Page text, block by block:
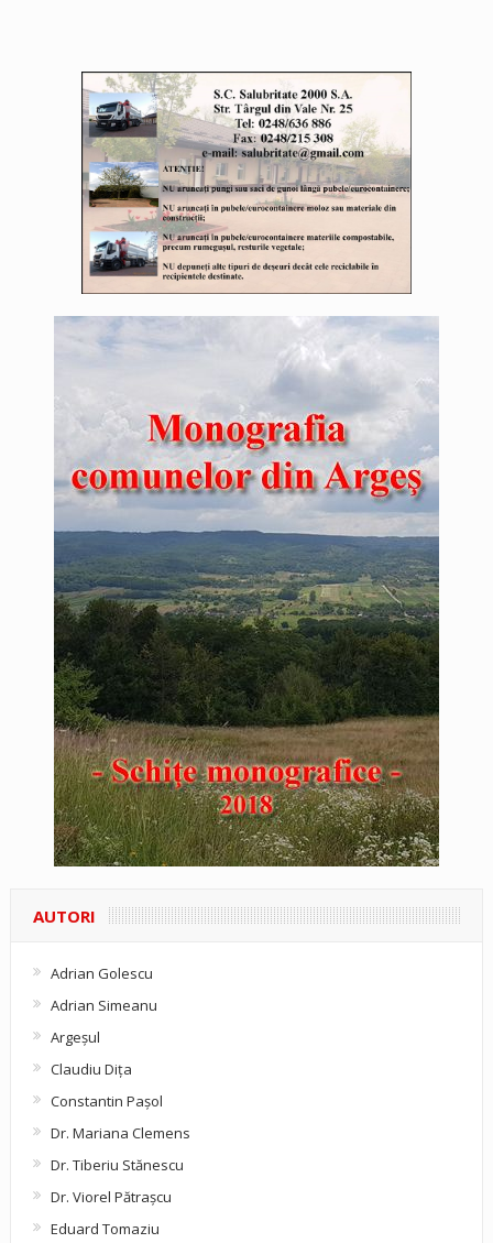
AUTORI
Adrian Golescu
Adrian Simeanu
Argeşul
Claudiu Diţa
Constantin Pașol
Dr. Mariana Clemens
Dr. Tiberiu Stănescu
Dr. Viorel Pătraşcu
Eduard Tomaziu